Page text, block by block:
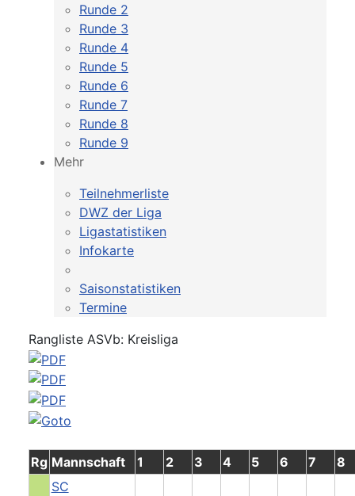
Runde 2
Runde 3
Runde 4
Runde 5
Runde 6
Runde 7
Runde 8
Runde 9
Mehr
Teilnehmerliste
DWZ der Liga
Ligastatistiken
Infokarte
Saisonstatistiken
Termine
Rangliste ASVb: Kreisliga
Rg Mannschaft 1 2 3 4 5 6 7 8
SC